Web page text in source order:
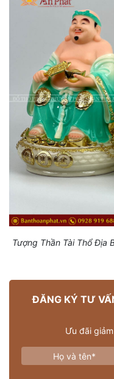
Tượng Thần Tài Thổ Địa
ĐĂNG KÝ TƯ
Ưu đãi